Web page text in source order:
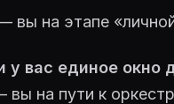
вы на этапе
у вас единое
на пути к